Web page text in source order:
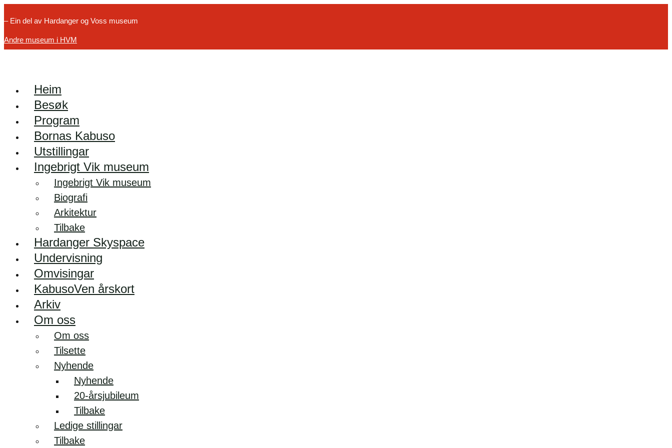
– Ein del av Hardanger og Voss museum
Andre museum i HVM
Heim
Besøk
Program
Bornas Kabuso
Utstillingar
Ingebrigt Vik museum
Ingebrigt Vik museum
Biografi
Arkitektur
Tilbake
Hardanger Skyspace
Undervisning
Omvisingar
KabusoVen årskort
Arkiv
Om oss
Om oss
Tilsette
Nyhende
Nyhende
20-årsjubileum
Tilbake
Ledige stillingar
Tilbake